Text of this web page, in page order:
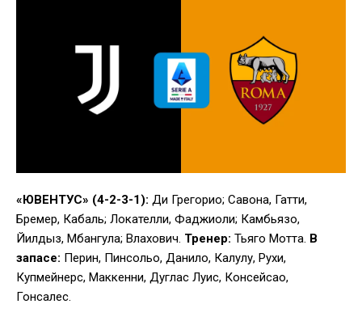
«ЮВЕНТУС» (4-2-3-1): Ди Грегорио; Савона, Гатти,
Бремер, Кабаль; Локателли, Фаджиоли; Камбьязо,
Йилдыз, Мбангула; Влахович. Тренер: Тьяго Мотта. В
запасе: Перин, Пинсольо, Данило, Калулу, Рухи,
Купмейнерс, Маккенни, Дуглас Луис, Консейсао,
Гонсалес.